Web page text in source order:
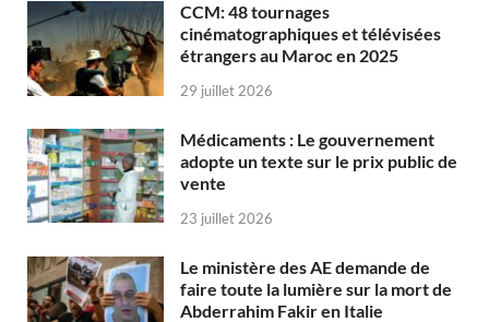
CCM: 48 tournages
cinématographiques et télévisées
étrangers au Maroc en 2025
29 juillet 2026
Médicaments : Le gouvernement
adopte un texte sur le prix public de
vente
23 juillet 2026
Le ministère des AE demande de
faire toute la lumière sur la mort de
Abderrahim Fakir en Italie